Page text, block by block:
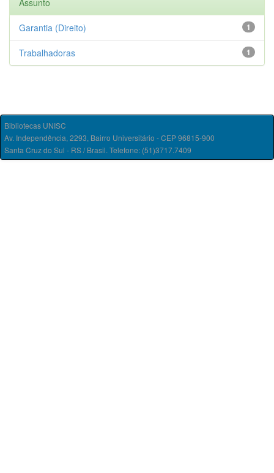
Assunto
1
Garantia (Direito)
1
Trabalhadoras
Bibliotecas UNISC
Av. Independência, 2293, Bairro Universitário - CEP 96815-900
Santa Cruz do Sul - RS / Brasil. Telefone: (51)3717.7409